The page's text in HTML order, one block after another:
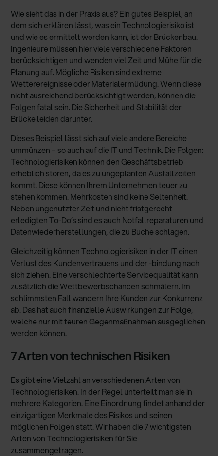
Wie sieht das in der Praxis aus? Ein gutes Beispiel, an
dem sich erklären lässt, was ein Technologierisiko ist
und wie es ermittelt werden kann, ist der Brückenbau.
Ingenieure müssen hier viele verschiedene Faktoren
berücksichtigen und wenden viel Zeit und Mühe für die
Planung auf. Mögliche Risiken sind extreme
Wetterereignisse oder Materialermüdung. Wenn diese
nicht ausreichend berücksichtigt werden, können die
Folgen fatal sein. Die Sicherheit und Stabilität der
Brücke leiden darunter.
Dieses Beispiel lässt sich auf viele andere Bereiche
ummünzen – so auch auf die IT und Technik. Die Folgen:
Technologierisiken können den Geschäftsbetrieb
erheblich stören, da es zu ungeplanten Ausfallzeiten
kommt. Diese können Ihrem Unternehmen teuer zu
stehen kommen. Mehrkosten sind keine Seltenheit.
Neben ungenutzter Zeit und nicht fristgerecht
erledigten To-Do’s sind es auch Notfallreparaturen und
Datenwiederherstellungen, die zu Buche schlagen.
Gleichzeitig können Technologierisiken in der IT einen
Verlust des Kundenvertrauens und der -bindung nach
sich ziehen. Eine verschlechterte Servicequalität kann
zusätzlich die Wettbewerbschancen schmälern. Im
schlimmsten Fall wandern Ihre Kunden zur Konkurrenz
ab. Das hat auch finanzielle Auswirkungen zur Folge,
welche nur mit teuren Gegenmaßnahmen ausgeglichen
werden können.
7 Arten von technischen Risiken
Es gibt eine Vielzahl an verschiedenen Arten von
Technologierisiken. In der Regel unterteilt man sie in
mehrere Kategorien. Eine Einordnung findet anhand der
einzigartigen Merkmale des Risikos und seinen
möglichen Folgen statt. Wir haben die 7 wichtigsten
Arten von Technologierisiken für Sie
zusammengetragen.